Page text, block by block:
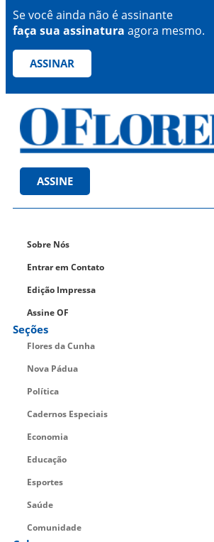
Se você ainda não é assinante
faça sua assinatura agora mesmo.
ASSINAR
ASSINE
Sobre Nós
Entrar em Contato
Edição Impressa
Assine OF
Seções
Flores da Cunha
Nova Pádua
Política
Cadernos Especiais
Economia
Educação
Esportes
Saúde
Comunidade